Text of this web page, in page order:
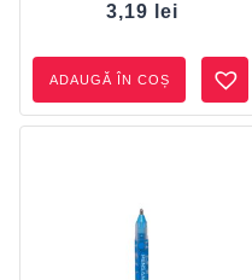
3,19
lei
ADAUGĂ ÎN COȘ